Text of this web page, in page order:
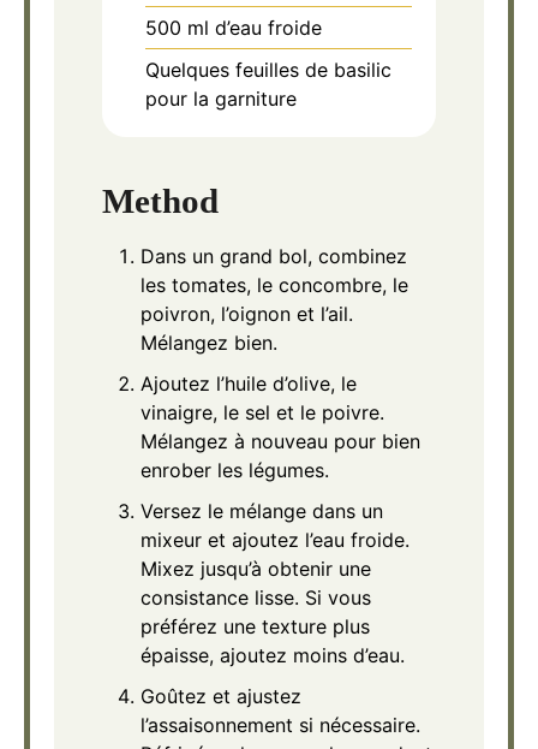
500 ml d’eau froide
Quelques feuilles de basilic
pour la garniture
Method
Dans un grand bol, combinez
les tomates, le concombre, le
poivron, l’oignon et l’ail.
Mélangez bien.
Ajoutez l’huile d’olive, le
vinaigre, le sel et le poivre.
Mélangez à nouveau pour bien
enrober les légumes.
Versez le mélange dans un
mixeur et ajoutez l’eau froide.
Mixez jusqu’à obtenir une
consistance lisse. Si vous
préférez une texture plus
épaisse, ajoutez moins d’eau.
Goûtez et ajustez
l’assaisonnement si nécessaire.